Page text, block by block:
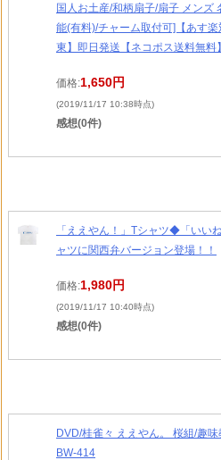
国人お土産/和柄扇子/扇子 メンズ
能(有料)/チャーム取付可]【あす
東】即日発送【ネコポス送料無料】
価格:1,650円
(2019/11/17 10:38時点)
感想(0件)
「ええやん！」Tシャツ◆「いい
ャツに関西弁バージョン登場！！
価格:1,980円
(2019/11/17 10:40時点)
感想(0件)
DVD/桂雀々 ええやん。 桜組/趣味
BW-414